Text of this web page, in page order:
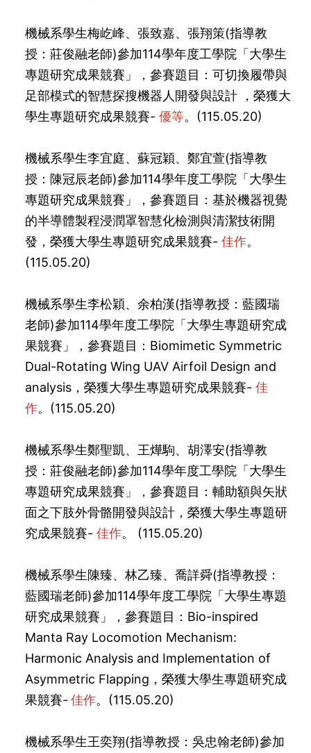
機械系學生梅屹峰、張致嘉、張翔策(指導教
授： 莊俊融老師)參加114學年度工學院「大學生
專題研究成果競賽」，參賽題目：可切換履帶與
足部模式的智慧探搜機器人開發與設計 ，榮獲大
學生專題研究成果競賽- 優等。(115.05.20)
機械系學生李宜庭、蘇冠穎、鄭宜萱(指導教
授： 陳冠辰老師)參加114學年度工學院「大學生
專題研究成果競賽」，參賽題目：基於機器視覺
的半導體製程浸潤罩智慧化檢測與清潔技術開
發，榮獲大學生專題研究成果競賽- 佳作。
(115.05.20)
機械系學生李松穎、余柏漢(指導教授： 藍國瑞
老師)參加114學年度工學院「大學生專題研究成
果競賽」，參賽題目：Biomimetic Symmetric
Dual-Rotating Wing UAV Airfoil Design and
analysis，榮獲大學生專題研究成果競賽- 佳
作。(115.05.20)
機械系學生鄭聖凱、王燁駒、胡澤安(指導教
授： 莊俊融老師)參加114學年度工學院「大學生
專題研究成果競賽」，參賽題目：輔助額與矢狀
面之下肢外骨骼開發與設計，榮獲大學生專題研
究成果競賽- 佳作。 (115.05.20)
機械系學生陳臻、林乙臻、喬詳舜(指導教授：
藍國瑞老師)參加114學年度工學院「大學生專題
研究成果競賽」，參賽題目：Bio-inspired
Manta Ray Locomotion Mechanism:
Harmonic Analysis and Implementation of
Asymmetric Flapping，榮獲大學生專題研究成
果競賽- 佳作。(115.05.20)
機械系學生王奕翔(指導教授： 吳忠翰老師)參加